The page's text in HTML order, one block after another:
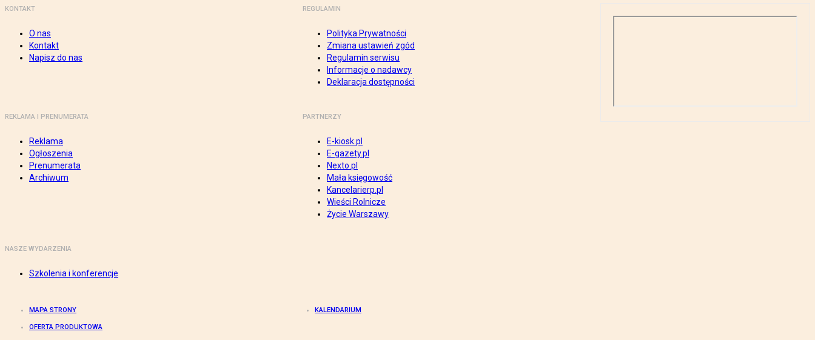
KONTAKT
O nas
Kontakt
Napisz do nas
REGULAMIN
Polityka Prywatności
Zmiana ustawień zgód
Regulamin serwisu
Informacje o nadawcy
Deklaracja dostępności
REKLAMA I PRENUMERATA
Reklama
Ogłoszenia
Prenumerata
Archiwum
PARTNERZY
E-kiosk.pl
E-gazety.pl
Nexto.pl
Mała księgowość
Kancelarierp.pl
Wieści Rolnicze
Życie Warszawy
NASZE WYDARZENIA
Szkolenia i konferencje
MAPA STRONY KALENDARIUM
OFERTA PRODUKTOWA